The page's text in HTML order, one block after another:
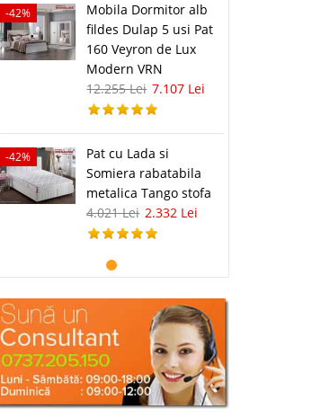
-42%
Mobila Dormitor alb
fildes Dulap 5 usi Pat
160 Veyron de Lux
Modern VRN
12.255 Lei 7.107 Lei
-42%
Pat cu Lada si
Somiera rabatabila
metalica Tango stofa
4.021 Lei 2.332 Lei